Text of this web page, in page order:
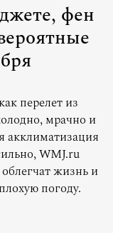
фен
перелет из
мрачно и
акклиматизация
WMJ.ru
жизнь и
погоду.